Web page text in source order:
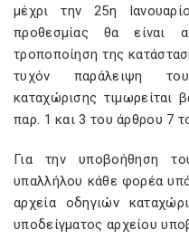
μέχρι την 25η
προθεσμίας θα είναι
τροποποίηση της
τυχόν παράλειψη
καταχώρισης τιμωρείται
παρ. 1 και 3 του άρθρου 7
Για την υποβοήθηση
υπαλλήλου κάθε φορέα
αρχεία οδηγιών
υποδείγματος αρχείου